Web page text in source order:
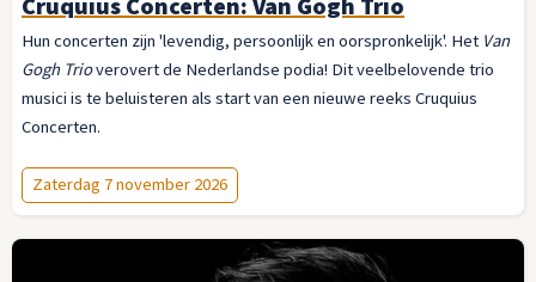
Hun concerten zijn 'levendig, persoonlijk en oorspronkelijk'. Het Van
Gogh Trioverovert de Nederlandse podia! Dit veelbelovende trio
musici is te beluisteren als start van een nieuwe reeks Cruquius
Concerten.
Zaterdag 7 november 2026